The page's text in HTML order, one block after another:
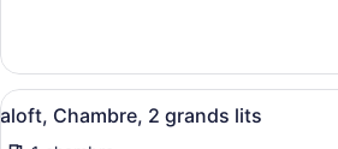
1
très
grand
aloft,
Chambre,
1
Afficher
toutes
Une
6
aloft, Chambre, 2 grands lits